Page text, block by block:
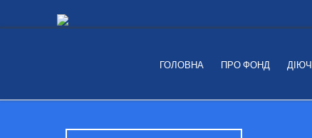
ГОЛОВНА ПРО ФОНД